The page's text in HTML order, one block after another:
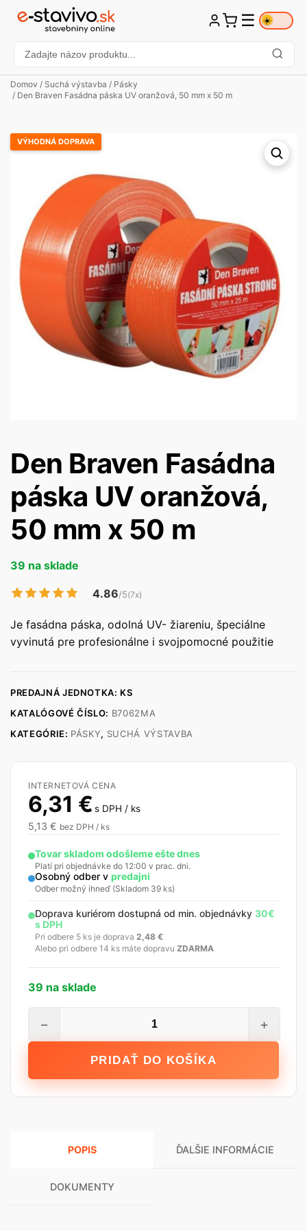
☰ ☀️
Domov / Suchá výstavba / Pásky
/ Den Braven Fasádna páska UV oranžová, 50 mm x 50 m
VÝHODNÁ DOPRAVA
Den Braven Fasádna
páska UV oranžová,
50 mm x 50 m
39 na sklade
4.86/5(7x)
Je fasádna páska, odolná UV- žiareniu, špeciálne
vyvinutá pre profesionálne i svojpomocné použitie
PREDAJNÁ JEDNOTKA: KS
KATALÓGOVÉ ČÍSLO: B7062MA
KATEGÓRIE: PÁSKY, SUCHÁ VÝSTAVBA
INTERNETOVÁ CENA
6,31 € s DPH / ks
5,13 € bez DPH / ks
Tovar skladom odošleme ešte dnes
Platí pri objednávke do 12:00 v prac. dni.
Osobný odber v predajni
Odber možný ihneď (Skladom 39 ks)
Doprava kuriérom dostupná od min. objednávky 30€
s DPH
Pri odbere 5 ks je doprava 2,48 €
Alebo pri odbere 14 ks máte dopravu ZDARMA
39 na sklade
páska
− +
PRIDAŤ DO KOŠÍKA
POPIS ĎALŠIE INFORMÁCIE
DOKUMENTY